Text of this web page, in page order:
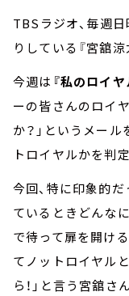
TBSラジオ、毎週
りしている『宮舘
今週は 『私のロイ
ーの皆さんのロイ
か？」というメー
トロイヤルかを判
今回、特に印象的
ているときどんな
で待って扉を開け
てノットロイヤル
ら！」と言う宮舘